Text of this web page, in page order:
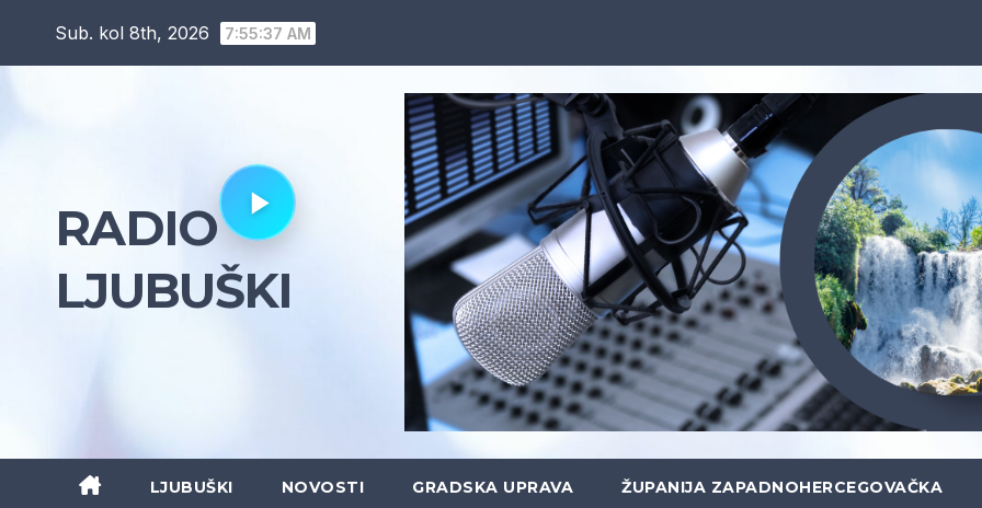
Sub. kol 8th, 2026 7:55:38 AM
RADIO
LJUBUŠKI
LJUBUŠKI NOVOSTI GRADSKA UPRAVA ŽUPANIJA ZAPADNOHERCEGOVAČKA